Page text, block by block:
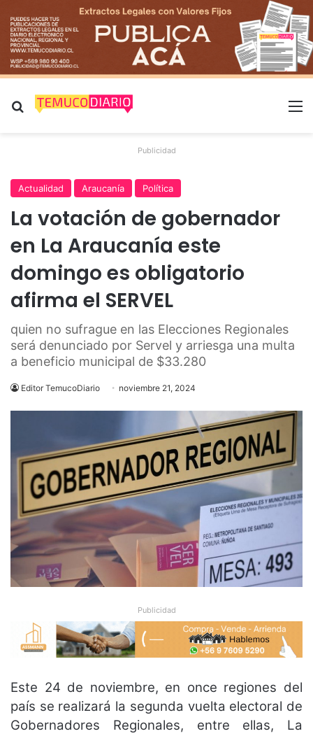
Buscar por
Publicidad
Actualidad Araucanía Política
La votación de gobernador
en La Araucanía este
domingo es obligatorio
afirma el SERVEL
quien no sufrague en las Elecciones Regionales
será denunciado por Servel y arriesga una multa
a beneficio municipal de $33.280
Editor TemucoDiario noviembre 21, 2024
Publicidad
Este 24 de noviembre, en once regiones del
país se realizará la segunda vuelta electoral de
Gobernadores Regionales, entre ellas, La